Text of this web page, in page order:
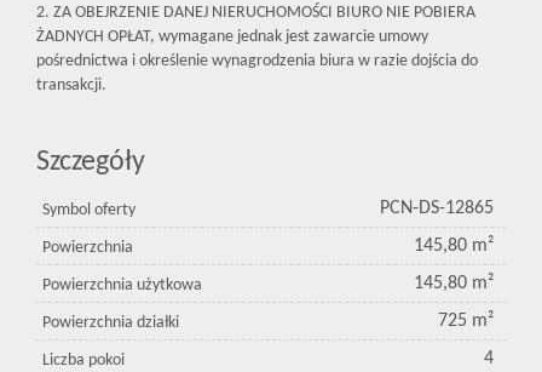
2. ZA OBEJRZENIE DANEJ NIERUCHOMOŚCI BIURO NIE POBIERA
ŻADNYCH OPŁAT, wymagane jednak jest zawarcie umowy
pośrednictwa i określenie wynagrodzenia biura w razie dojścia do
transakcji.
Szczegóły
Symbol oferty PCN-DS-12865
Powierzchnia 145,80 m²
Powierzchnia użytkowa 145,80 m²
Powierzchnia działki 725 m²
Liczba pokoi 4